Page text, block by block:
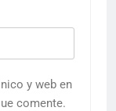
y web en
comente.